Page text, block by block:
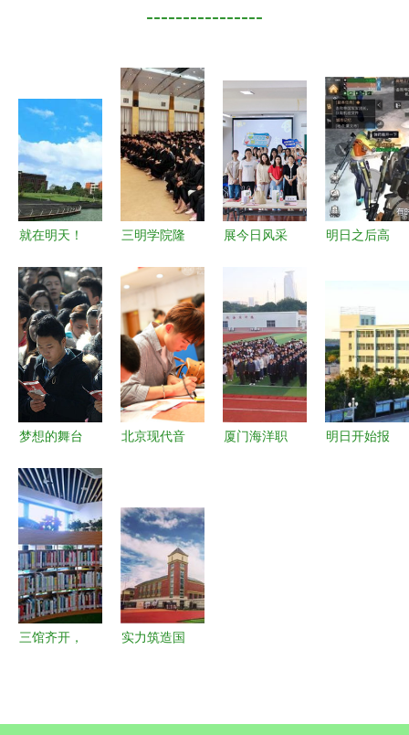
----------------
就在明天！
东酒店管理
职业技术学
院，共启味
蕾与技艺的
盛宴
三明学院隆
2012届本
科生毕业典
礼
展今日风采
——学院首
届学前师范
生技能大赛
侧记
明日之后高
通关技巧与
玩法详解
梦想的舞台
表演系艺考
掠影
北京现代音
新星璀璨，
梦想起航
厦门海洋职
明日开始报
三馆齐开，
实力筑造国